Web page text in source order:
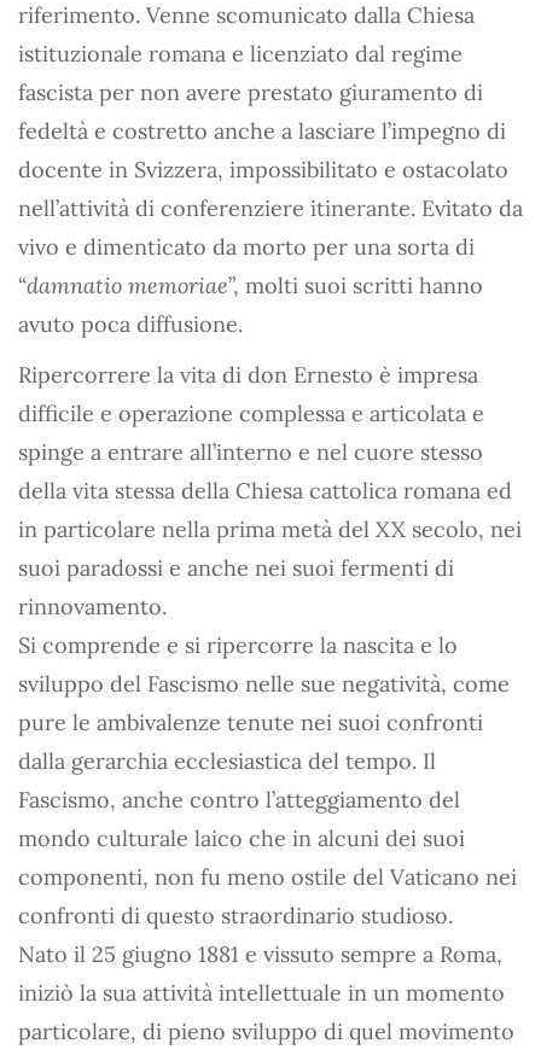
riferimento. Venne scomunicato dalla Chiesa
istituzionale romana e licenziato dal regime
fascista per non avere prestato giuramento di
fedeltà e costretto anche a lasciare l’impegno di
docente in Svizzera, impossibilitato e ostacolato
nell’attività di conferenziere itinerante. Evitato da
vivo e dimenticato da morto per una sorta di
“damnatio memoriae”, molti suoi scritti hanno
avuto poca diffusione.
Ripercorrere la vita di don Ernesto è impresa
difficile e operazione complessa e articolata e
spinge a entrare all’interno e nel cuore stesso
della vita stessa della Chiesa cattolica romana ed
in particolare nella prima metà del XX secolo, nei
suoi paradossi e anche nei suoi fermenti di
rinnovamento.
Si comprende e si ripercorre la nascita e lo
sviluppo del Fascismo nelle sue negatività, come
pure le ambivalenze tenute nei suoi confronti
dalla gerarchia ecclesiastica del tempo. Il
Fascismo, anche contro l’atteggiamento del
mondo culturale laico che in alcuni dei suoi
componenti, non fu meno ostile del Vaticano nei
confronti di questo straordinario studioso.
Nato il 25 giugno 1881 e vissuto sempre a Roma,
iniziò la sua attività intellettuale in un momento
particolare, di pieno sviluppo di quel movimento